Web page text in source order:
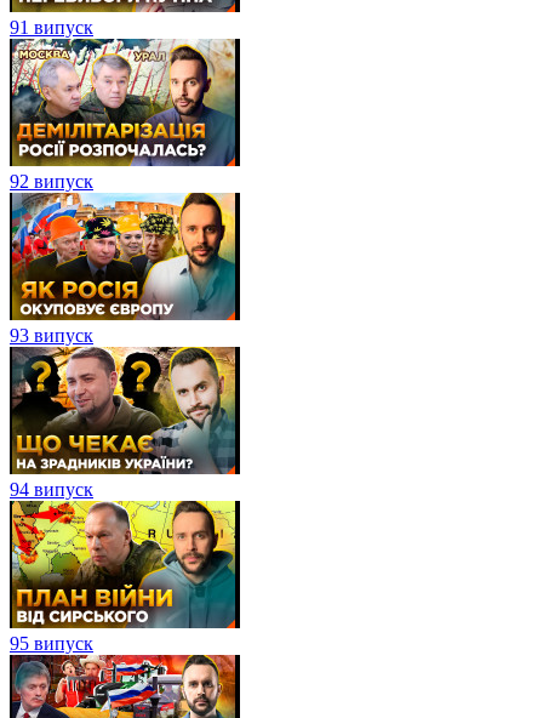
91 випуск
92 випуск
93 випуск
94 випуск
95 випуск